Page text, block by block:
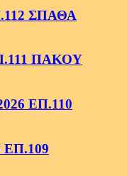
ΣΠΑΘΑ
ΠΑΚΟΥ
ΕΠ.110